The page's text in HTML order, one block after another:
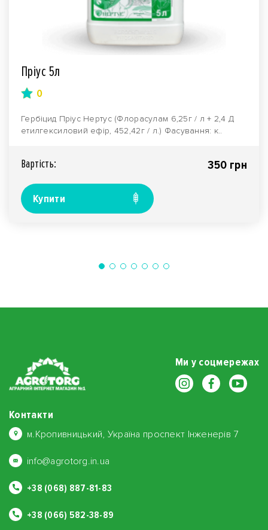
Пріус 5л
0
Гербіцид Пріус Нертус (Флорасулам 6,25г / л + 2,4 Д
етилгексиловий ефір, 452,42г / л.) Фасування: к..
Вартiсть: 350 грн
Купити
Ми у соцмережах
Контакти
м.Кропивницький, Україна проспект Інженерів 7
info@agrotorg.in.ua
+38 (068) 887-81-83
+38 (066) 582-38-89